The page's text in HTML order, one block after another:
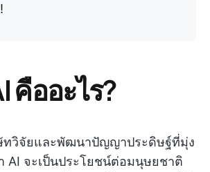
คืออะไร?
ทวิจัยและพัฒนาปัญญาประดิษฐ์ที่มุ่ง
AI จะเป็นประโยชน์ต่อมนุษยชาติ